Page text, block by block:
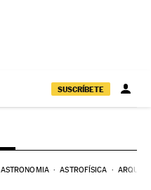
SUSCRÍBETE
ASTRONOMIA ASTROFÍSICA